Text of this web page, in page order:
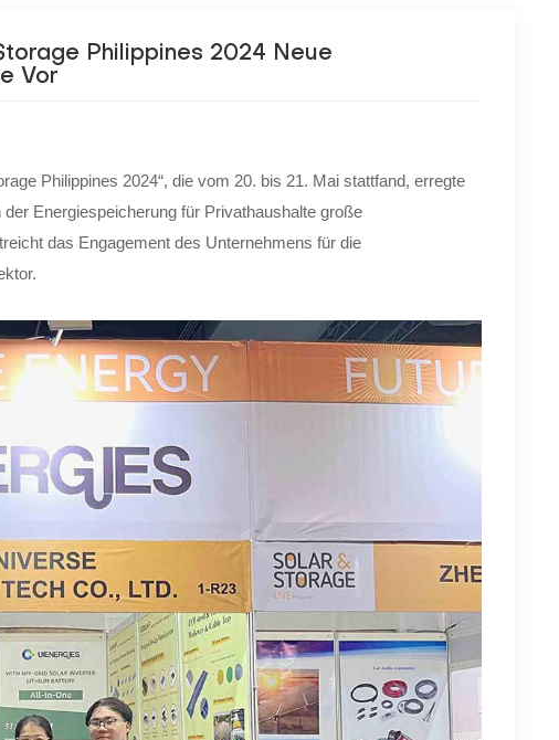
Philippines 2024 Neue
Vor
Philippines 2024“, die vom 20. bis 21. Mai stattfand, erregte
Energiespeicherung für Privathaushalte große
das Engagement des Unternehmens für die